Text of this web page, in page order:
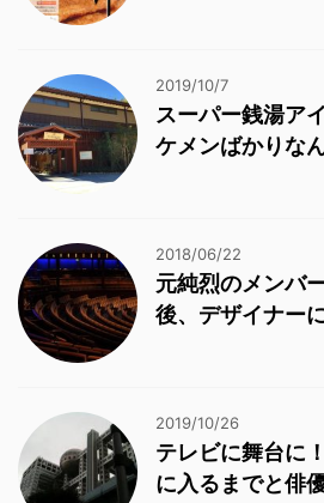
2019/10/7
スーパー銭湯ア
ケメンばかりな
2018/06/22
元純烈のメンバ
後、デザイナー
2019/10/26
テレビに舞台に
に入るまでと俳